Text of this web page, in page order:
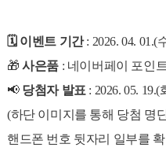
🗓️ 이벤트 기간: 2026. 04. 01.(
🎁사은품 : 네이버페이 포인
📢 당첨자 발표 : 2026. 05.
(하단 이미지를 통해 당첨 명
핸드폰 번호 뒷자리 일부를